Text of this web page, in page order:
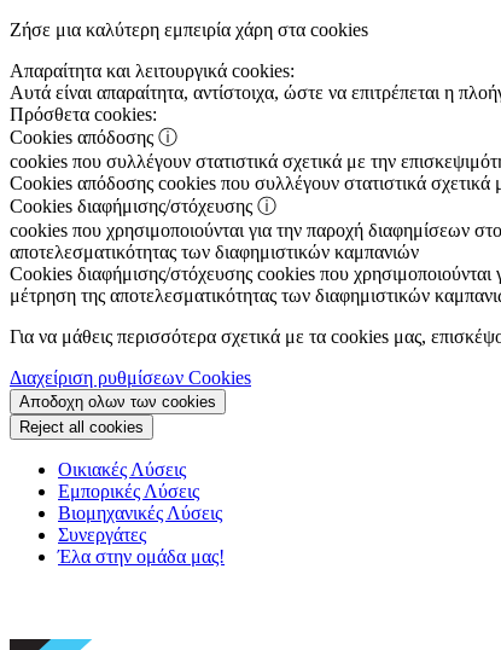
Ζήσε μια καλύτερη εμπειρία χάρη στα cookies
Απαραίτητα και λειτουργικά cookies:
Αυτά είναι απαραίτητα, αντίστοιχα, ώστε να επιτρέπεται η
Πρόσθετα cookies:
Cookies απόδοσης ⓘ
cookies που συλλέγουν στατιστικά σχετικά με την
Cookies απόδοσης cookies που συλλέγουν στατιστικά
Cookies διαφήμισης/στόχευσης ⓘ
cookies που χρησιμοποιούνται για την παροχή διαφημίσεων
αποτελεσματικότητας των διαφημιστικών καμπανιών
Cookies διαφήμισης/στόχευσης cookies που χρησιμοποιούνται
μέτρηση της αποτελεσματικότητας των διαφημιστικών
Για να μάθεις περισσότερα σχετικά με τα cookies μας,
Διαχείριση ρυθμίσεων Cookies
Αποδοχη ολων των cookies
Reject all cookies
Οικιακές Λύσεις
Εμπορικές Λύσεις
Βιομηχανικές Λύσεις
Συνεργάτες
Έλα στην ομάδα μας!